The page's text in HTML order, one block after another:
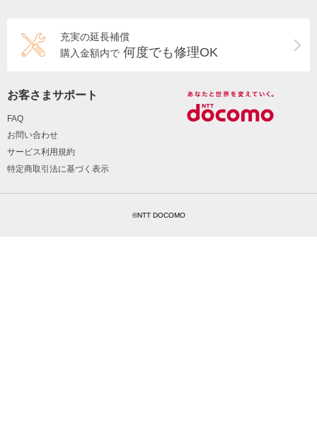
充実の延長補償
購入金額内で 何度でも修理OK
お客さまサポート
FAQ
お問い合わせ
サービス利用規約
特定商取引法に基づく表示
©NTT DOCOMO